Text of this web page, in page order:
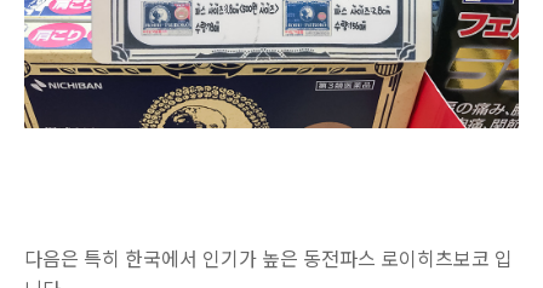
다음은 특히 한국에서 인기가 높은 동전파스 로이히츠보코 입